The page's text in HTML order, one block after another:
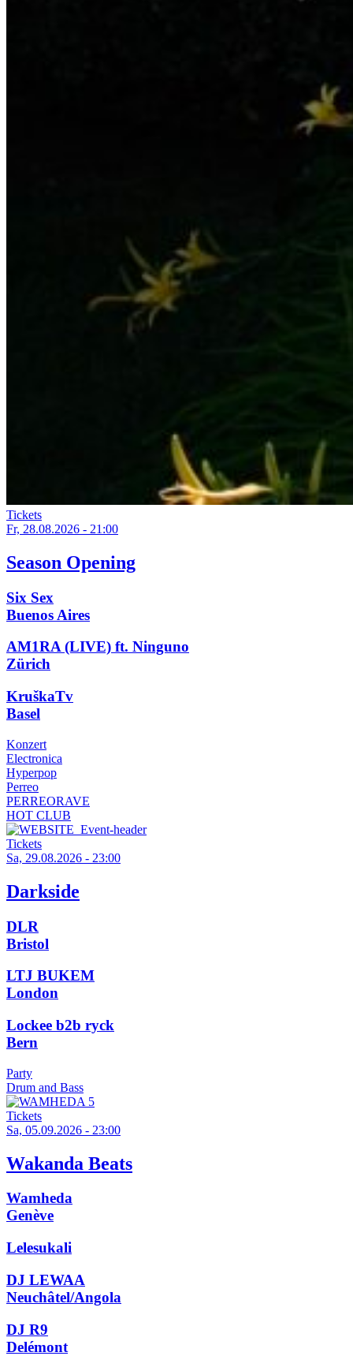
Tickets
Fr, 28.08.2026 - 21:00
Season Opening
Six Sex
Buenos Aires
AM1RA (LIVE) ft. Ninguno
Zürich
KruškaTv
Basel
Konzert
Electronica
Hyperpop
Perreo
PERREORAVE
HOT CLUB
Tickets
Sa, 29.08.2026 - 23:00
Darkside
DLR
Bristol
LTJ BUKEM
London
Lockee b2b ryck
Bern
Party
Drum and Bass
Tickets
Sa, 05.09.2026 - 23:00
Wakanda Beats
Wamheda
Genève
Lelesukali
DJ LEWAA
Neuchâtel/Angola
DJ R9
Delémont